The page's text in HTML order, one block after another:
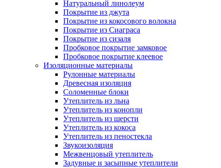
Натуральный линолеум
Покрытие из джута
Покрытие из кокосового волокна
Покрытие из Сиаграса
Покрытие из сизаля
Пробковое покрытие замковое
Пробковое покрытие клеевое
Изоляционные материалы
Рулонные материалы
Древесная изоляция
Соломенные блоки
Утеплитель из льна
Утеплитель из конопли
Утеплитель из шерсти
Утеплитель из кокоса
Утеплитель из пеностекла
Звукоизоляция
Межвенцовый утеплитель
Задувные и засыпные утеплители